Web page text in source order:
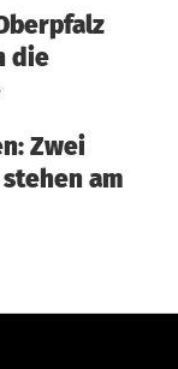
die
Zwei
am